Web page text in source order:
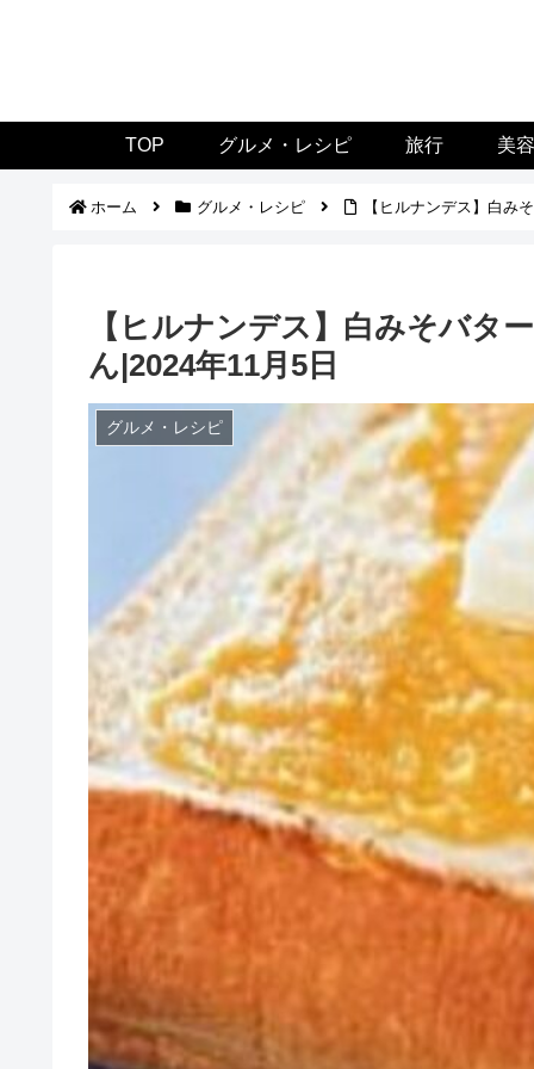
TOP グルメ・レシピ 旅行 美容
ホーム グルメ・レシピ 【ヒルナンデス】白み
【ヒルナンデス】白みそバタ
ん|2024年11月5日
グルメ・レシピ